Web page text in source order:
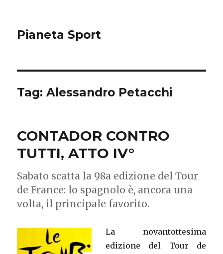
Pianeta Sport
Tag: Alessandro Petacchi
CONTADOR CONTRO
TUTTI, ATTO IV°
Sabato scatta la 98a edizione del Tour
de France: lo spagnolo è, ancora una
volta, il principale favorito.
La novantottesima
edizione del Tour de